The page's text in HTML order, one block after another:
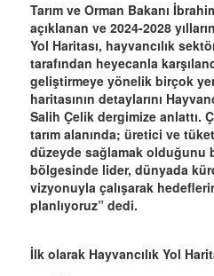
Tarım ve Orman Bakanı
açıklanan ve 2024-2028
Yol Haritası, hayvancılık
tarafından heyecanla
geliştirmeye yönelik birçok
haritasının detaylarını
Salih Çelik dergimize anlattı.
tarım alanında; üretici ve
düzeyde sağlamak olduğunu
bölgesinde lider, dünyada
vizyonuyla çalışarak
planlıyoruz” dedi.
İlk olarak Hayvancılık Yol